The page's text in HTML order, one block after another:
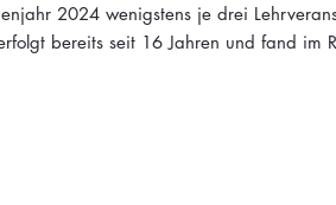
2024 wenigstens je drei
bereits seit 16 Jahren und fand im